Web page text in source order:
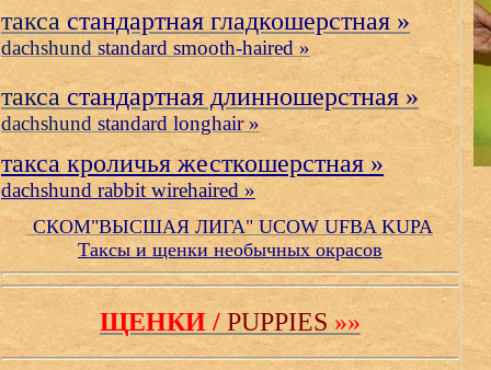
таксастандартная гладкошерстная »
dachshund standard smooth-haired »
такса стандартная длинношерстная »
dachshund standard longhair »
такса кроличья жесткошерстная »
dachshund rabbit wirehaired »
СКОМ"ВЫСШАЯ ЛИГА" UCOW UFBA KUPA
Таксы и щенки необычных окрасов
ЩЕНКИ / PUPPIES »»